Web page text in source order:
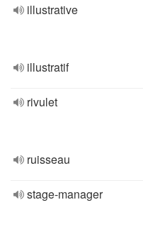
illustrative
illustratif
rivulet
ruisseau
stage-manager